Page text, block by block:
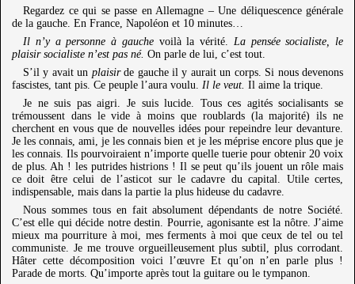
Regardez ce qui se passe en Allemagne – Une déliquescence générale
de la gauche. En France, Napoléon et 10 minutes…
Il n’y a personne à gauchevoilà la vérité. La pensée socialiste, le
plaisir socialiste n’est pas né. On parle de lui, c’est tout.
S’il y avait un plaisirde gauche il y aurait un corps. Si nous devenons
fascistes, tant pis. Ce peuple l’aura voulu. Il le veut. Il aime la trique.
Je ne suis pas aigri. Je suis lucide. Tous ces agités socialisants se
trémoussent dans le vide à moins que roublards (la majorité) ils ne
cherchent en vous que de nouvelles idées pour repeindre leur devanture.
Je les connais, ami, je les connais bien et je les méprise encore plus que je
les connais. Ils pourvoiraient n’importe quelle tuerie pour obtenir 20 voix
de plus. Ah ! les putrides histrions ! Il se peut qu’ils jouent un rôle mais
ce doit être celui de l’asticot sur le cadavre du capital. Utile certes,
indispensable, mais dans la partie la plus hideuse du cadavre.
Nous sommes tous en fait absolument dépendants de notre Société.
C’est elle qui décide notre destin. Pourrie, agonisante est la nôtre. J’aime
mieux ma pourriture à moi, mes ferments à moi que ceux de tel ou tel
communiste. Je me trouve orgueilleusement plus subtil, plus corrodant.
Hâter cette décomposition voici l’œuvre Et qu’on n’en parle plus !
Parade de morts. Qu’importe après tout la guitare ou le tympanon.